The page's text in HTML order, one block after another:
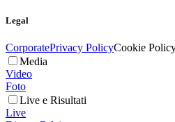
Legal
CorporatePrivacy PolicyCookie
Media
Video
Foto
Live e Risultati
Live